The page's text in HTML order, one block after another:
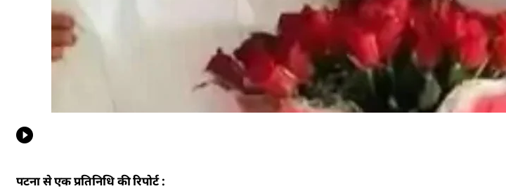
पटना से एक प्रतिनिधि की रिपोर्ट :